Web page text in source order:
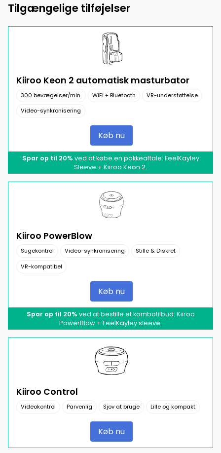
Tilgængelige tilføjelser
Kiiroo Keon 2 automatisk masturbator
300 bevægelser/min. WiFi + Bluetooth
VR-understøttelse
Video-synkronisering
Køb nu
Spar op til 20% ved at købe en pakkeaftale: FeelKayley
Sleeve + Kiiroo Keon 2.
Kiiroo PowerBlow
Sugekontrol Video-synkronisering
Stille & Diskret
VR-kompatibel
Køb nu
Spar op til 20% ved at bestille et kombotilbud: Kiiroo
PowerBlow + FeelKayley sleeve.
Kiiroo Control
Videokontrol Parvenlig Sjov at bruge Lille og kompakt
Køb nu